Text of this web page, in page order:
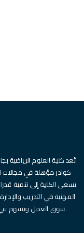
تُعد كلية العلوم
كوادر مؤهلة في مجالات
تسعى الكلية إلى تنمية
المهنية في التدريب
سوق العمل ويسهم في